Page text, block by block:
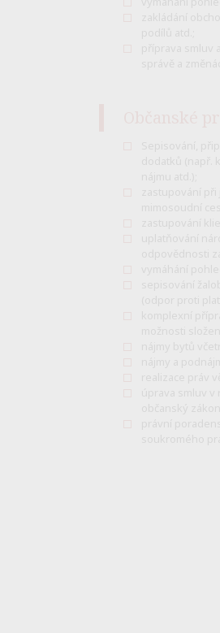
zakládání
příprava
správě a
Sepisování,
dodatků
zastupování
zastupování
uplatňování
sepisování
(odpor proti
komplexní
možnosti
nájmy bytů
nájmy a
realizace práv
úprava smluv
právní